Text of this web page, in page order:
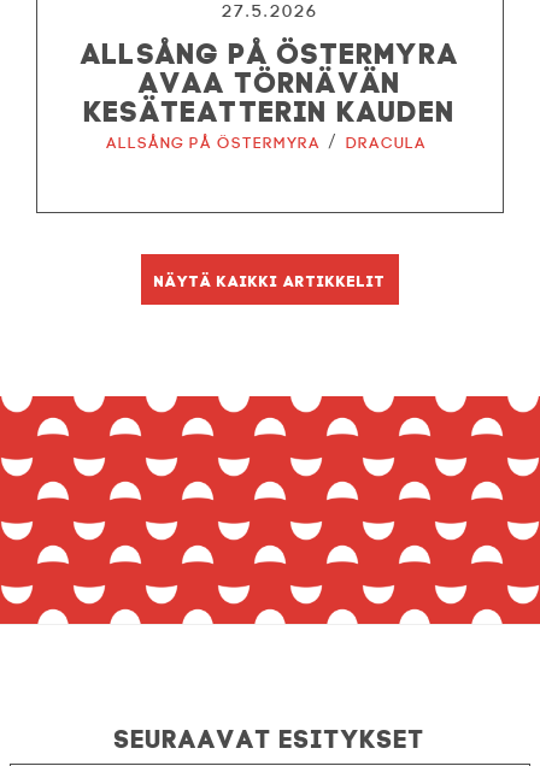
27.5.2026
ALLSÅNG PÅ ÖSTERMYRA
AVAA TÖRNÄVÄN
KESÄTEATTERIN KAUDEN
Allsång på Östermyra / Dracula
Näytä kaikki artikkelit
Seuraavat esitykset